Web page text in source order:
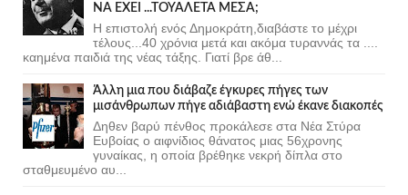
ΝΑ ΕΧΕΙ ...ΤΟΥΑΛΕΤΑ ΜΕΣΑ;
Η επιστολή ενός Δημοκράτη,διαβάστε το μέχρι
τέλους...40 χρόνια μετά και ακόμα τυραννάς τα ....
καημένα παιδιά της νέας τάξης. Γιατί βρε άθ...
Άλλη μια που διάβαζε έγκυρες πήγες των
μισάνθρωπων πήγε αδιάβαστη ενώ έκανε διακοπές
Δηθεν βαρύ πένθος προκάλεσε στα Νέα Στύρα
Ευβοίας ο αιφνίδιος θάνατος μιας 56χρονης
γυναίκας, η οποία βρέθηκε νεκρή δίπλα στο
σταθμευμένο αυ...